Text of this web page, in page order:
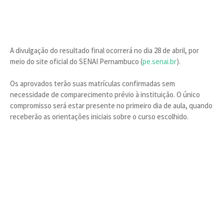
A divulgação do resultado final ocorrerá no dia 28 de abril, por
meio do site oficial do SENAI Pernambuco (pe.senai.br).
Os aprovados terão suas matrículas confirmadas sem
necessidade de comparecimento prévio à instituição. O único
compromisso será estar presente no primeiro dia de aula, quando
receberão as orientações iniciais sobre o curso escolhido.